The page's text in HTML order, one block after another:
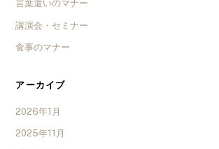
言葉遣いのマナー
講演会・セミナー
食事のマナー
アーカイブ
2026年1月
2025年11月